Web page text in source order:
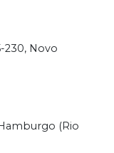
230, Novo
(Rio